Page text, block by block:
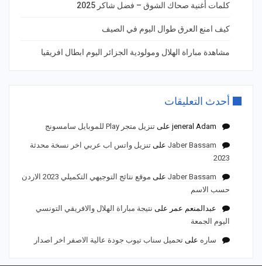
كلمات أغنية صحاك الشوق – فضل شاكر 2025
كيف امنع العرق طوال اليوم في الصيف
مشاهدة مباراة الهلال ومولودية الجزائر اليوم ابطال افريقيا
أحدث التعليقات
jeneral Adam على تنزيل متجر Play للموبايل سامسونج
Jaber Bassam على تنزيل واتس اب عربي اخر نسخة محدثة
2023
Jaber Bassam على
موقع نتائج التوجيهي التكميلي 2023 الاردن
حسب الاسم
عبدالمنعم عمر على نتيجة مباراة الهلال والافريقي التونسي
اليوم الجمعة
ساره على تحميل سناب تيوب جودة عالية الاصفر اخر اصدار